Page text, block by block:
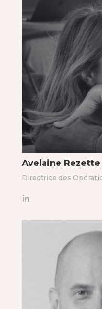
Avelaine Rezette
Directrice des